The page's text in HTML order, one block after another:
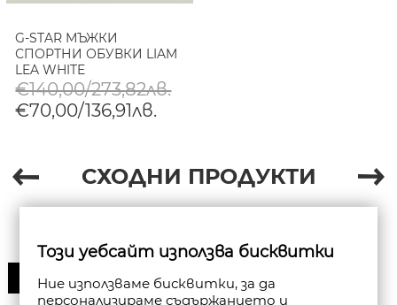
G-STAR МЪЖКИ
СПОРТНИ ОБУВКИ LIAM
LEA WHITE
€140,00/273,82лв.
€70,00/136,91лв.
СХОДНИ ПРОДУКТИ
30%
Този уебсайт използва бисквитки
Ние използваме бисквитки, за да
персонализираме съдържанието и